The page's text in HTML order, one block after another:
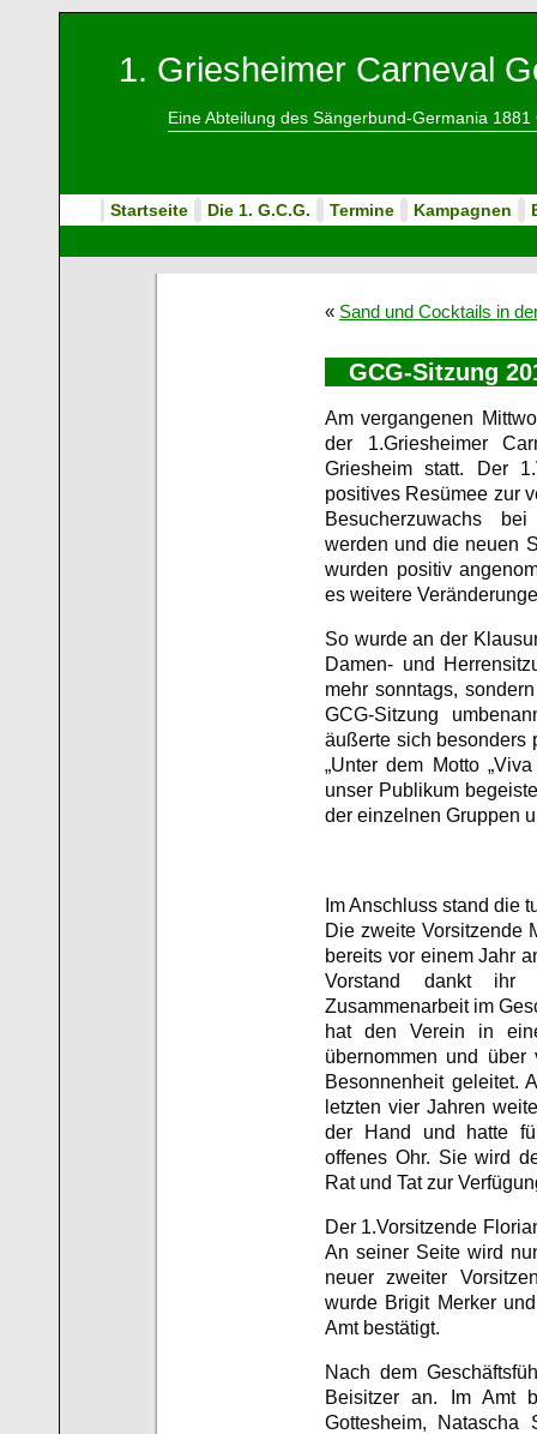
1. Griesheimer Carneval
Eine Abteilung des Sängerbund-Germania 1881
Startseite Die 1. G.C.G. Termine Kampagnen
« Sand und Cocktails in
GCG-Sitzung
Am vergangenen
der 1.Griesheimer
Griesheim statt. Der
positives Resümee zur
Besucherzuwachs
werden und die neuen
wurden positiv
es weitere
So wurde an der
Damen- und
mehr sonntags,
GCG-Sitzung
äußerte sich besonders
„Unter dem Motto
unser Publikum
der einzelnen Gruppen
Im Anschluss stand die
Die zweite Vorsitzende
bereits vor einem Jahr
Vorstand dankt
Zusammenarbeit im
hat den Verein in
übernommen und
Besonnenheit geleitet.
letzten vier Jahren
der Hand und hatte
offenes Ohr. Sie wird
Rat und Tat zur
Der 1.Vorsitzende
An seiner Seite wird
neuer zweiter
wurde Brigit Merker
Amt bestätigt.
Nach dem
Beisitzer an. Im Amt
Gottesheim,